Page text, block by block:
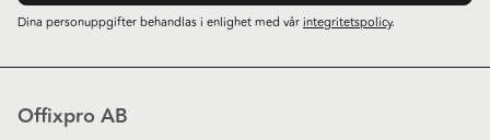
Dina personuppgifter behandlas i enlighet med vårintegritetspolicy.
Offixpro AB